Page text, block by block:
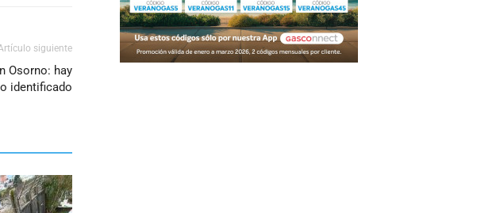
siguiente
Osorno: hay
identificado